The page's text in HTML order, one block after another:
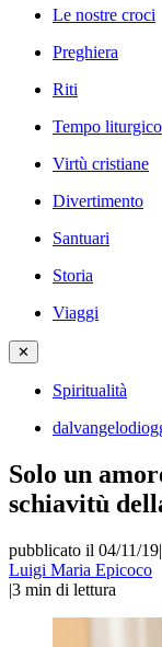
Le nostre croci
Preghiera
Riti
Tempo liturgico
Virtù cristiane
Divertimento
Santuari
Storia
Viaggi
✕
Spiritualità
Solo un
schiavitù
pubblicato il 04/11/19|
Luigi Maria Epicoco
|3 min di lettura